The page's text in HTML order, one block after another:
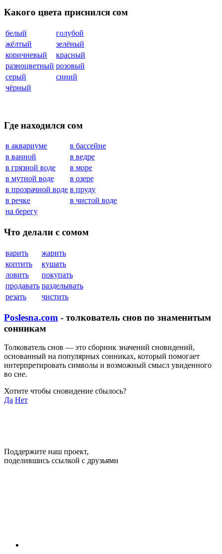
Какого цвета приснился сом
белый
голубой
жёлтый
зелёный
коричневый
красный
разноцветный розовый
серый
синий
чёрный
Где находился сом
в аквариуме
в бассейне
в ванной
в ведре
в грязной воде
в море
в мутной воде
в озере
в прозрачной воде в пруду
в речке
в чистой воде
на берегу
Что делали с сомом
варить
жарить
коптить
кушать
ловить
покупать
продавать разделывать
резать
чистить
Poslesna.com - толкователь снов по знаменитым
сонникам
Толкователь снов — это сборник значений сновидений,
основанный на популярных сонниках, который помогает
интерпретировать символы и возможный смысл увиденного
во сне.
Хотите чтобы сновидение сбылось?
Да Нет
Поддержите наш проект,
поделившись ссылкой с друзьями